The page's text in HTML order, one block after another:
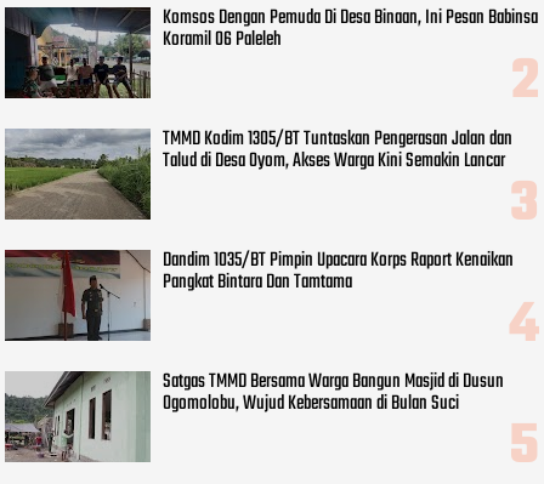
Komsos Dengan Pemuda Di Desa Binaan, Ini Pesan Babinsa
Koramil 06 Paleleh
TMMD Kodim 1305/BT Tuntaskan Pengerasan Jalan dan
Talud di Desa Oyom, Akses Warga Kini Semakin Lancar
Dandim 1035/BT Pimpin Upacara Korps Raport Kenaikan
Pangkat Bintara Dan Tamtama
Satgas TMMD Bersama Warga Bangun Masjid di Dusun
Ogomolobu, Wujud Kebersamaan di Bulan Suci